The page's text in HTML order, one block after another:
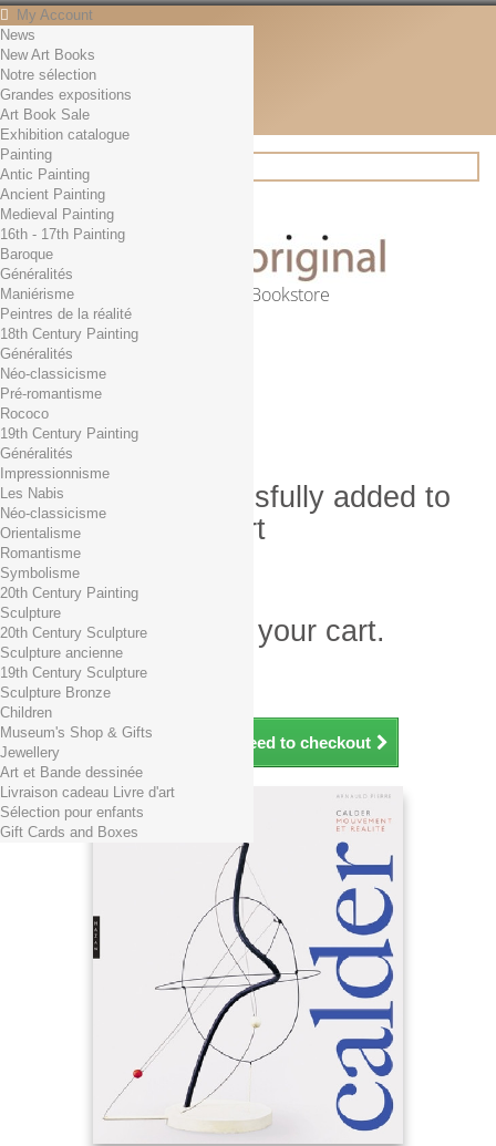
My Account
Contact
English
English
Français
News
Search
Online Art Bookstore
Cart (empty)
No products
Free shipping!
0,00 € Total
Check out
Product successfully added to
your shopping cart
Quantity
Total
There is 1 item in your cart.
Total products (tax incl.)
Total shipping TTC
Total (tax incl.)
Continue shopping Proceed to checkout
News
New Art Books
Notre sélection
Grandes expositions
Art Book Sale
Exhibition catalogue
Painting
Antic Painting
Ancient Painting
Medieval Painting
16th - 17th Painting
Baroque
Généralités
Maniérisme
Peintres de la réalité
18th Century Painting
Généralités
Néo-classicisme
Pré-romantisme
Rococo
19th Century Painting
Généralités
Impressionnisme
Les Nabis
Néo-classicisme
Orientalisme
Romantisme
Symbolisme
20th Century Painting
Sculpture
20th Century Sculpture
Sculpture ancienne
19th Century Sculpture
Sculpture Bronze
Children
Museum's Shop & Gifts
Jewellery
Art et Bande dessinée
Livraison cadeau Livre d'art
Sélection pour enfants
Gift Cards and Boxes